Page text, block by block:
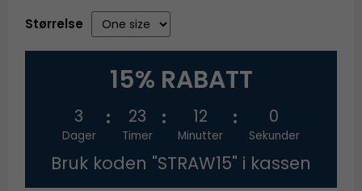
Størrelse
15% RABATT
3
Dager
23
Timer
11
Minutter
59
Sekunder
Bruk koden "STRAW15" i kassen